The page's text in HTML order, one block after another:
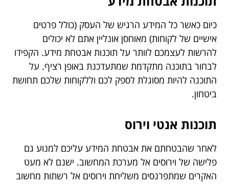
כיום כאשר כל המידע הרגיש של העסק (כולל פרטים
אישיים של לקוחות) מאוחסן אונליין אתם לא יכולים
להרשות לעצמכם לוותר על תוכנות אבטחת מידע. הקפידו
לבחור בתוכנה מתקדמת שמתעדכנת באופן רציף. על
התוכנה להיות מסוגלת לספק לכם וללקוחות שלכם תחושת
ביטחון.
תוכנות אנטי וירוס
לאחר שהבטחתם את אבטחת המידע עליכם למנוע גם
פלישה של וירוסים אל מערכת המחשוב. ישנם לא מעט
האקרים שמתפרנסים משליחת וירוסים אל רשתות מחשוב